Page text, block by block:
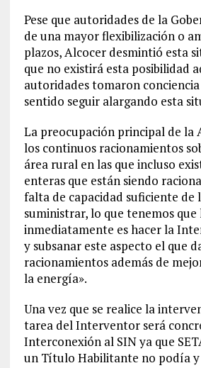
Pese que autoridades de la
de una mayor flexibilización o
plazos, Alcocer desmintió esta
que no existirá esta posibilidad
autoridades tomaron
sentido seguir alargando esta
La preocupación principal de la
los continuos racionamientos
área rural en las que incluso
enteras que están siendo
falta de capacidad suficiente de
suministrar, lo que tenemos que
inmediatamente es hacer la
y subsanar este aspecto el que
racionamientos además de
la energía».
Una vez que se realice la
tarea del Interventor será
Interconexión al SIN ya que
un Título Habilitante no podía y